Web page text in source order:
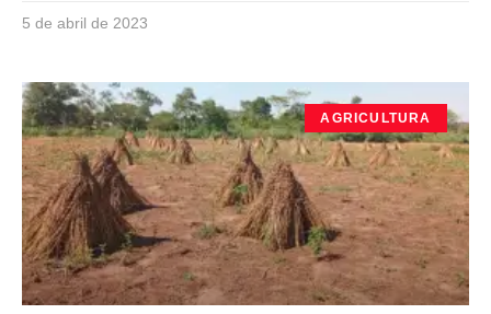
5 de abril de 2023
AGRICULTURA